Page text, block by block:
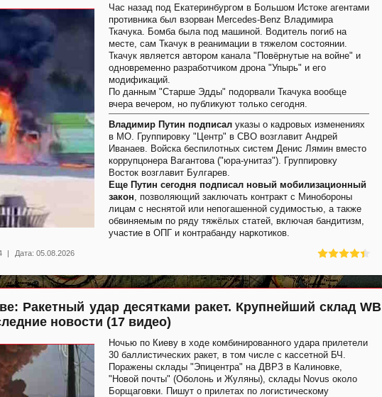
Час назад под Екатеринбургом в Большом Истоке агентами
противника был взорван Mercedes-Benz Владимира
Ткачука. Бомба была под машиной. Водитель погиб на
месте, сам Ткачук в реанимации в тяжелом состоянии.
Ткачук является автором канала "Повёрнутые на войне" и
одновременно разработчиком дрона "Упырь" и его
модификаций.
По данным "Старше Эдды" подорвали Ткачука вообще
вчера вечером, но публикуют только сегодня.
Владимир Путин подписал указы о кадровых изменениях
в МО. Группировку "Центр" в СВО возглавит Андрей
Иванаев. Войска беспилотных систем Денис Лямин вместо
коррупцонера Вагантова ("юра-унитаз"). Группировку
Восток возглавит Булгарев.
Еще Путин сегодня подписал новый мобилизационный
закон , позволяющий заключать контракт с Минобороны
лицам с неснятой или непогашенной судимостью, а также
обвиняемым по ряду тяжёлых статей, включая бандитизм,
участие в ОПГ и контрабанду наркотиков.
| Дата: 05.08.2026
Ракетный удар десятками ракет. Крупнейший склад WB
новости (17 видео)
Ночью по Киеву в ходе комбинированного удара прилетели
30 баллистических ракет, в том числе с кассетной БЧ.
Поражены склады "Эпицентра" на ДВРЗ в Калиновке,
"Новой почты" (Оболонь и Жуляны), склады Novus около
Борщаговки. Пишут о прилетах по логистическому